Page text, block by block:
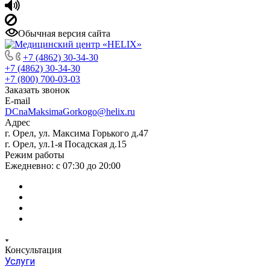
Обычная версия сайта
+7 (4862) 30-34-30
+7 (4862) 30-34-30
+7 (800) 700-03-03
Заказать звонок
E-mail
DCnaMaksimaGorkogo@helix.ru
Адрес
г. Орел, ул. Максима Горького д.47
г. Орел, ул.1-я Посадская д.15
Режим работы
Ежедневно: с 07:30 до 20:00
Консультация
Услуги